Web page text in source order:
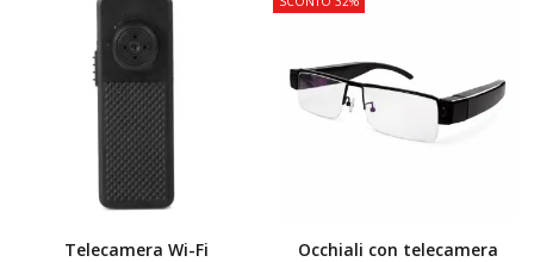
Telecamera Wi-Fi
Occhiali con telecamera